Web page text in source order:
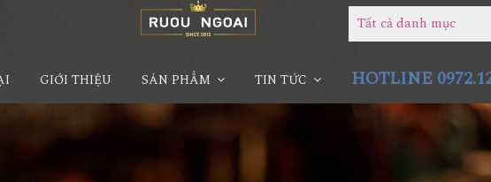
Tất cả danh mục
GIỚI THIỆU SẢN PHẨM TIN TỨC HOTLINE